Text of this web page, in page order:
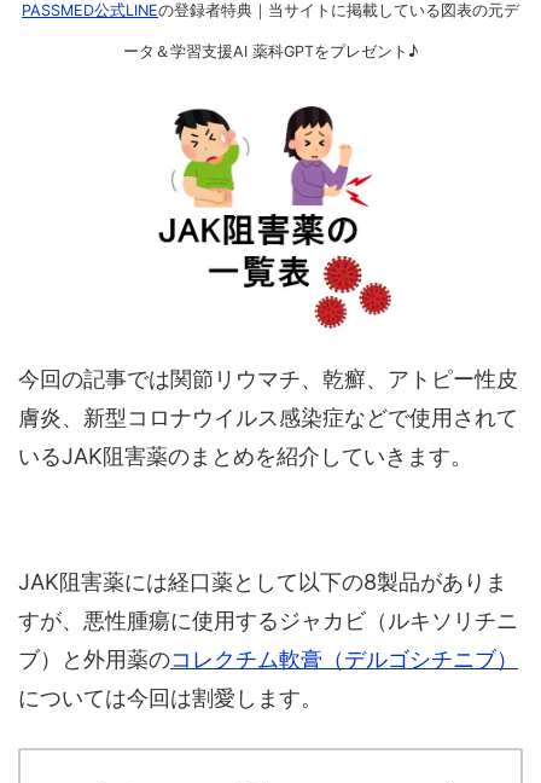
PASSMED公式LINEの登録者特典｜当サイトに掲載している図表の元デ
ータ＆学習支援AI 薬科GPTをプレゼント♪
今回の記事では関節リウマチ、乾癬、アトピー性皮
膚炎、新型コロナウイルス感染症などで使用されて
いるJAK阻害薬のまとめを紹介していきます。
JAK阻害薬には経口薬として以下の8製品がありま
すが、悪性腫瘍に使用するジャカビ（ルキソリチニ
ブ）と外用薬のコレクチム軟膏（デルゴシチニブ）
については今回は割愛します。